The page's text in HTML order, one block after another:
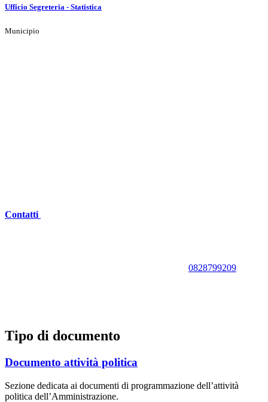
Ufficio Segreteria - Statistica
Municipio
Contatti
0828799209
Tipo di documento
Documento attività politica
Sezione dedicata ai documenti di programmazione dell’attività
politica dell’Amministrazione.